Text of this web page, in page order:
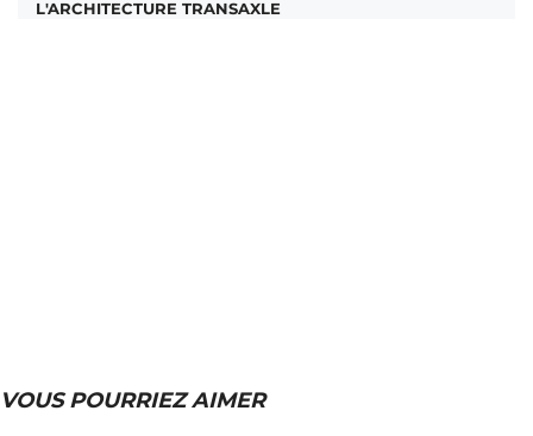
L'ARCHITECTURE TRANSAXLE
VOUS POURRIEZ AIMER